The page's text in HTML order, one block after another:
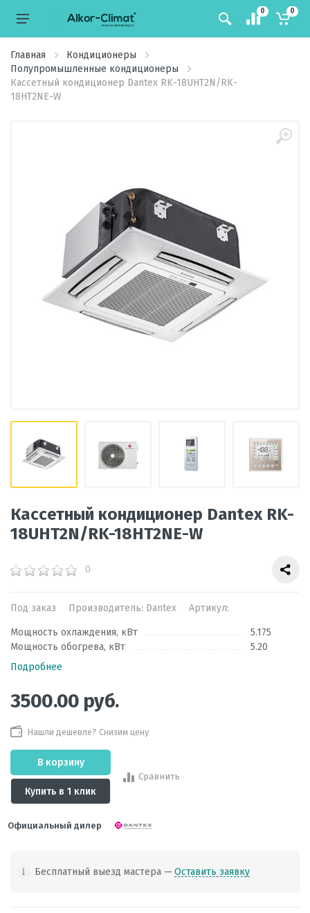
0 0
Главная
Кондиционеры
Полупромышленные кондиционеры
Кассетный кондиционер Dantex RK-18UHT2N/RK-
18HT2NE-W
Кассетный кондиционер Dantex RK-
18UHT2N/RK-18HT2NE-W
0
Под заказ Производитель: Dantex Артикул:
Мощность охлаждения, кВт
5.175
Мощность обогрева, кВт
5.20
Подробнее
3500.00 руб.
Нашли дешевле? Снизим цену
В корзину
Купить в 1 клик
Сравнить
Официальный дилер
Бесплатный выезд мастера — Оставить заявку